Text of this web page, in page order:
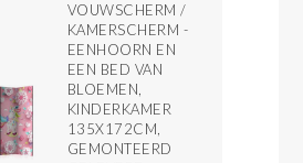
VOUWSCHERM /
KAMERSCHERM -
EENHOORN EN
EEN BED VAN
BLOEMEN,
KINDERKAMER
135X172CM,
GEMONTEERD